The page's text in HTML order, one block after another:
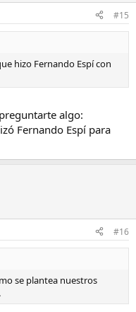
#15
hizo Fernando Espí con
algo:
Fernando Espí para
#16
se plantea nuestros